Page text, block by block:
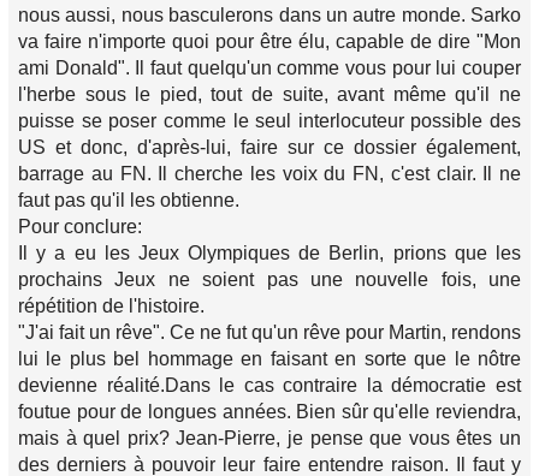
nous aussi, nous basculerons dans un autre monde. Sarko
va faire n'importe quoi pour être élu, capable de dire "Mon
ami Donald". Il faut quelqu'un comme vous pour lui couper
l'herbe sous le pied, tout de suite, avant même qu'il ne
puisse se poser comme le seul interlocuteur possible des
US et donc, d'après-lui, faire sur ce dossier également,
barrage au FN. Il cherche les voix du FN, c'est clair. Il ne
faut pas qu'il les obtienne.
Pour conclure:
Il y a eu les Jeux Olympiques de Berlin, prions que les
prochains Jeux ne soient pas une nouvelle fois, une
répétition de l'histoire.
"J'ai fait un rêve". Ce ne fut qu'un rêve pour Martin, rendons
lui le plus bel hommage en faisant en sorte que le nôtre
devienne réalité.Dans le cas contraire la démocratie est
foutue pour de longues années. Bien sûr qu'elle reviendra,
mais à quel prix? Jean-Pierre, je pense que vous êtes un
des derniers à pouvoir leur faire entendre raison. Il faut y